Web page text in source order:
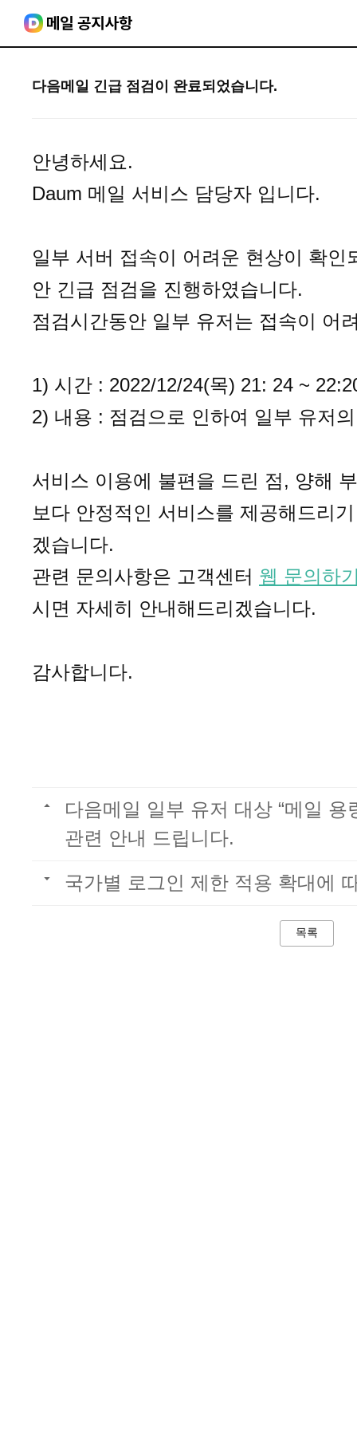
다음메일 긴급 점검이 완료되었습니다.
안녕하세요.
Daum 메일 서비스 담당자 입니다.
일부 서버 접속이 어려운 현상이 확인
안 긴급 점검을 진행하였습니다.
점검시간동안 일부 유저는 접속이 어
1) 시간 : 2022/12/24(목) 21: 24 ~
2) 내용 : 점검으로 인하여 일부 유저
서비스 이용에 불편을 드린 점, 양해
보다 안정적인 서비스를 제공해드리
겠습니다.
관련 문의사항은 고객센터 웹 문의하
시면 자세히 안내해드리겠습니다.
감사합니다.
다음메일 일부 유저 대상 “메일 용
관련 안내 드립니다.
국가별 로그인 제한 적용 확대에
목록